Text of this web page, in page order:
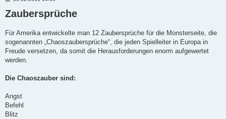
i
t
g
Zaubersprüche
Für Amerika entwickelte man 12 Zaubersprüche für die Monsterseite, die
sogenannten „Chaoszaubersprüche“, die jeden Spielleiter in Europa in
Freude versetzen, da somit die Herausforderungen enorm aufgewertet
werden.
Die Chaoszauber sind:
Angst
Befehl
Blitz